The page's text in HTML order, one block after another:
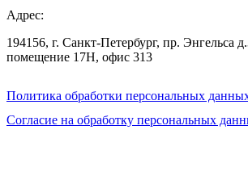
Адрес:
194156, г. Санкт-Петербург, пр. Энгельса
помещение 17Н, офис 313
Политика обработки персональных
Согласие на обработку персональных